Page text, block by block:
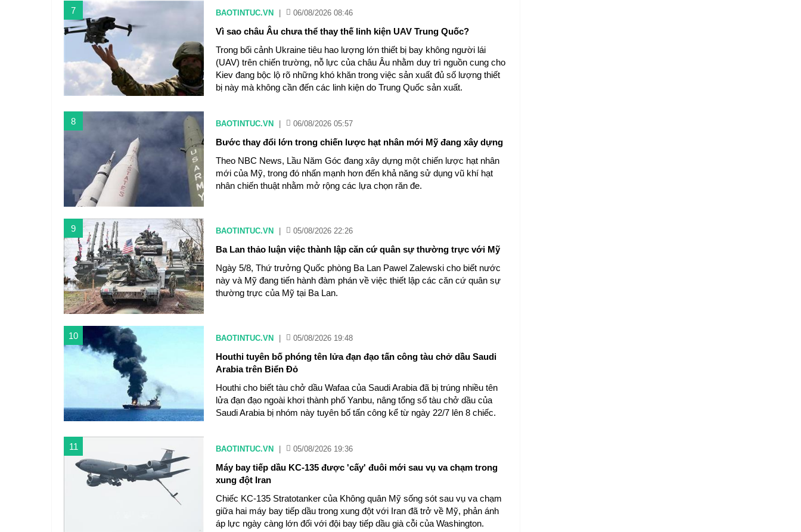
7 BAOTINTUC.VN 06/08/2026 08:46
Vì sao châu Âu chưa thể thay thế linh kiện UAV Trung Quốc?
Trong bối cảnh Ukraine tiêu hao lượng lớn thiết bị bay không người lái
(UAV) trên chiến trường, nỗ lực của châu Âu nhằm duy trì nguồn cung cho
Kiev đang bộc lộ rõ ​​những khó khăn trong việc sản xuất đủ số lượng thiết
bị này mà không cần đến các linh kiện do Trung Quốc sản xuất.
8 BAOTINTUC.VN 06/08/2026 05:57
Bước thay đổi lớn trong chiến lược hạt nhân mới Mỹ đang xây dựng
Theo NBC News, Lầu Năm Góc đang xây dựng một chiến lược hạt nhân
mới của Mỹ, trong đó nhấn mạnh hơn đến khả năng sử dụng vũ khí hạt
nhân chiến thuật nhằm mở rộng các lựa chọn răn đe.
9 BAOTINTUC.VN 05/08/2026 22:26
Ba Lan thảo luận việc thành lập căn cứ quân sự thường trực với Mỹ
Ngày 5/8, Thứ trưởng Quốc phòng Ba Lan Pawel Zalewski cho biết nước
này và Mỹ đang tiến hành đàm phán về việc thiết lập các căn cứ quân sự
thường trực của Mỹ tại Ba Lan.
10 BAOTINTUC.VN 05/08/2026 19:48
Houthi tuyên bố phóng tên lửa đạn đạo tấn công tàu chở dầu Saudi
Arabia trên Biển Đỏ
Houthi cho biết tàu chở dầu Wafaa của Saudi Arabia đã bị trúng nhiều tên
lửa đạn đạo ngoài khơi thành phố Yanbu, nâng tổng số tàu chở dầu của
Saudi Arabia bị nhóm này tuyên bố tấn công kể từ ngày 22/7 lên 8 chiếc.
11 BAOTINTUC.VN 05/08/2026 19:36
Máy bay tiếp dầu KC-135 được 'cấy' đuôi mới sau vụ va chạm trong
xung đột Iran
Chiếc KC-135 Stratotanker của Không quân Mỹ sống sót sau vụ va chạm
giữa hai máy bay tiếp dầu trong xung đột với Iran đã trở về Mỹ, phản ánh
áp lực ngày càng lớn đối với đội bay tiếp dầu già cỗi của Washington.